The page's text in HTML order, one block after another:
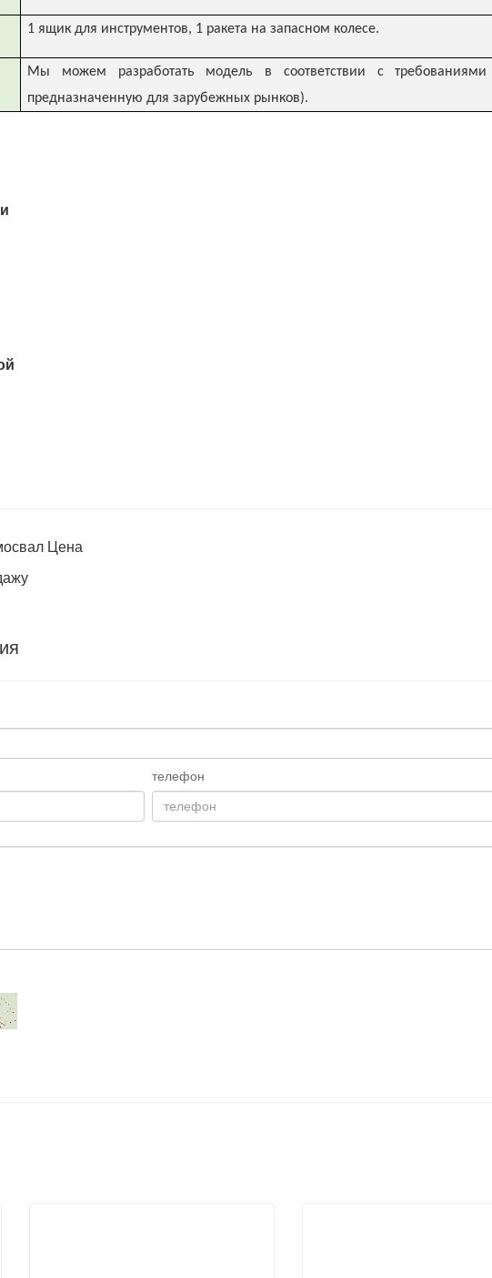
1 ящик для инструментов, 1 ракета на запасном колесе.
Мы можем разработать модель в соответствии с требованиями
предназначенную для зарубежных рынков).
Цена
телефон